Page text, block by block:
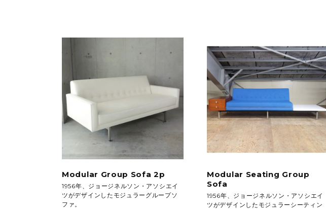
Modular Group Sofa 2p
1956年、ジョージネルソン・アソシエイ
ツがデザインしたモジュラーグループソ
ファ。
Modular Seating Group
Sofa
1956年、ジョージネルソン・アソシエイ
ツがデザインしたモジュラーシーティン